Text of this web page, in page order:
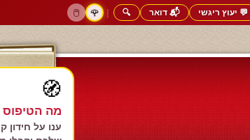
💬 יעוץ ריגשי 📬 דואר 🔍
|
🌹
🖱️